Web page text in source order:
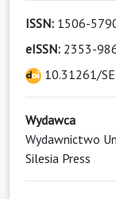
ISSN: 1506-
eISSN: 2353-
10.31261/
Wydawca
Wydawnictwo
Silesia Press